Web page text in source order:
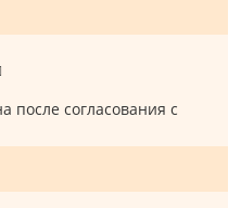
после согласования с